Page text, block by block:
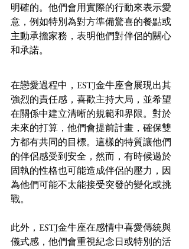
明確的。他們會用實際的行動來表示愛
意，例如特別為對方準備驚喜的餐點或
主動承擔家務，表明他們對伴侶的關心
和承諾。
在戀愛過程中，ESTJ金牛座會展現出其
強烈的責任感，喜歡主持大局，並希望
在關係中建立清晰的規範和界限。對於
未來的打算，他們會提前計畫，確保雙
方都有共同的目標。這樣的特質讓他們
的伴侶感受到安全，然而，有時候過於
固執的性格也可能造成伴侶的壓力，因
為他們可能不太能接受突發的變化或挑
戰。
此外，ESTJ金牛座在感情中喜愛傳統與
儀式感，他們會重視紀念日或特別的活